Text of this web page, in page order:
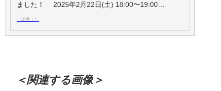
ました！ 2025年2月22日(土) 18:00〜19:00…
（出典：）
＜関連する画像＞